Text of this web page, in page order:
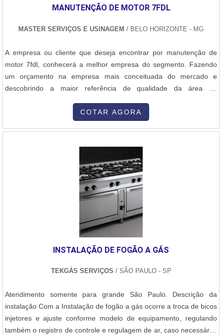
MANUTENÇÃO DE MOTOR 7FDL
MASTER SERVIÇOS E USINAGEM / BELO HORIZONTE - MG
A empresa ou cliente que deseja encontrar por manutenção de
motor 7fdl, conhecerá a melhor empresa do segmento. Fazendo
um orçamento na empresa mais conceituada do mercado e
descobrindo a maior referência de qualidade da área de
7FDLQuem quer encontrar manutenção de motor 7fdl uma
especializada em recuperação de caldeira e fabricação de
pantógrafos, oferecendo sempre a melhor opção para o cliente
final.Ainda focando na qualidade em manutenção de motor 7fdl,
deve-se ter a exatidão em orçar com empresas que prezam por
produtos e serviços que tenham ótima qualidade e assertividade,
características simples, mas que mostram o comprometimento da
empresa com seus clientes.É importante lembrar que o serviço
deve sempre ser prestado por empresas especializadas no
assertividade do serviço, além de evitar prejuízos com imprevistos
e execuções mal elaboradas. Assim, é possível poupar gastos
Usinagem ter se tornado destaque quando pensamos em uma
empresa que entrega confiança e serviços de qualidade. Alguns
desses motivos são: Corpo técnico especializado; Profissionais
com vasta experiência nas diversas áreas de atuação; Escritório de
COTAR AGORA
INSTALAÇÃO DE FOGÃO A GÁS
TEKGÁS SERVIÇOS / SÃO PAULO - SP
Atendimento somente para grande São Paulo. Descrição da
instalação Com a Instalação de fogão a gás ocorre a troca de bicos
injetores e ajuste conforme modelo de equipamento, regulando
também o registro de controle e regulagem de ar, caso necessário.